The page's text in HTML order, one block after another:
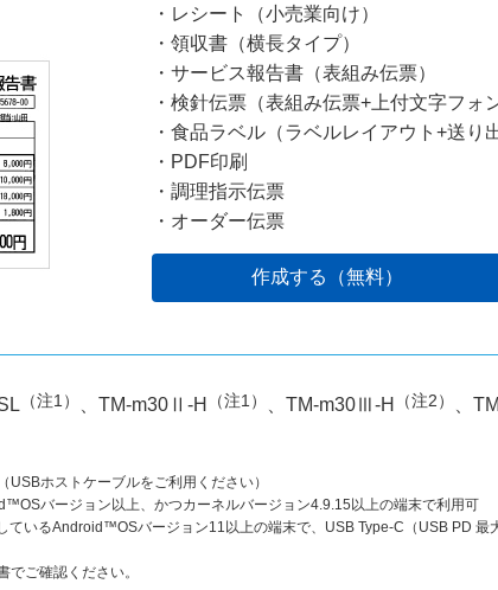
・レシート（小売業向け）
・領収書（横長タイプ）
・サービス報告書（表組み伝票）
・検針伝票（表組み伝票+上付文字フォ
・食品ラベル（ラベルレイアウト+送り
・PDF印刷
・調理指示伝票
・オーダー伝票
作成する（無料）
（注1） 、TM-m30Ⅱ-H （注1） 、TM-m30Ⅲ-H （注2） 、
ホストケーブルをご利用ください）
バージョン以上、かつカーネルバージョン4.9.15以上の端末で利用可
いるAndroid™OSバージョン11以上の端末で、USB Type-C（USB PD 最
ご確認ください。